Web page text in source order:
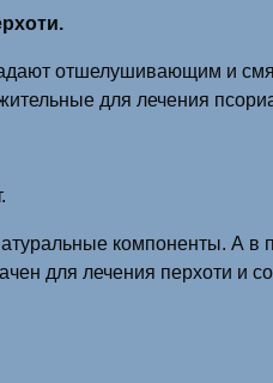
отшелушивающим и
для лечения
компоненты. А в
для лечения перхоти и